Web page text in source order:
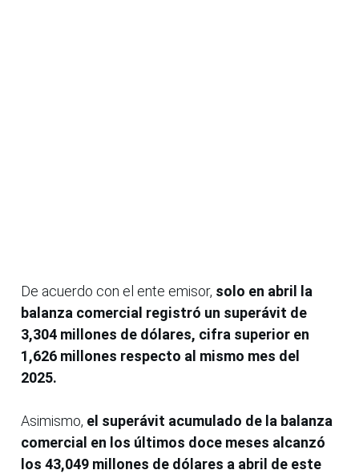
De acuerdo con el ente emisor, solo en abril la
balanza comercial registró un superávit de
3,304 millones de dólares, cifra superior en
1,626 millones respecto al mismo mes del
2025.
Asimismo, el superávit acumulado de la balanza
comercial en los últimos doce meses alcanzó
los 43,049 millones de dólares a abril de este